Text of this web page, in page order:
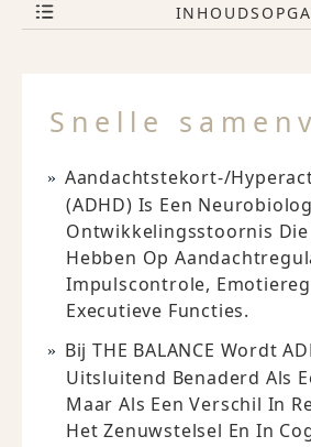
Snelle
Aandachtstekort-/
(ADHD) Is Een
Ontwikkelingsstoornis
Hebben Op
Impulscontrole,
Executieve Functies.
Bij THE BALANCE Wordt
Uitsluitend Benaderd Als
Maar Als Een Verschil In
Het Zenuwstelsel En In